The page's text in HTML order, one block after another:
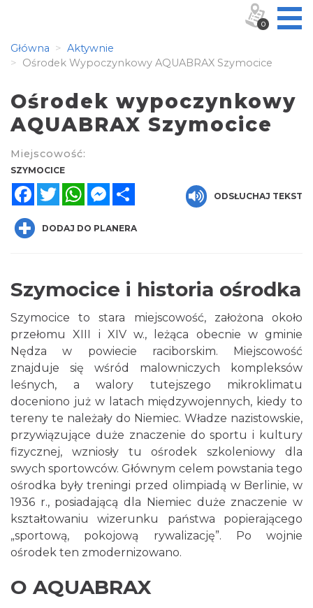
Główna
Aktywnie
Ośrodek Wypoczynkowy AQUABRAX Szymocice
Ośrodek wypoczynkowy
AQUABRAX Szymocice
Miejscowość:
SZYMOCICE
FacebookTwitterWhatsAppMessenger
ODSŁUCHAJ TEKST
DODAJ DO PLANERA
Szymocice i historia ośrodka
Szymocice to stara miejscowość, założona około
przełomu XIII i XIV w., leżąca obecnie w gminie
Nędza w powiecie raciborskim. Miejscowość
znajduje się wśród malowniczych kompleksów
leśnych, a walory tutejszego mikroklimatu
doceniono już w latach międzywojennych, kiedy to
tereny te należały do Niemiec. Władze nazistowskie,
przywiązujące duże znaczenie do sportu i kultury
fizycznej, wzniosły tu ośrodek szkoleniowy dla
swych sportowców. Głównym celem powstania tego
ośrodka były treningi przed olimpiadą w Berlinie, w
1936 r., posiadającą dla Niemiec duże znaczenie w
kształtowaniu wizerunku państwa popierającego
„sportową, pokojową rywalizację”. Po wojnie
ośrodek ten zmodernizowano.
O AQUABRAX
0